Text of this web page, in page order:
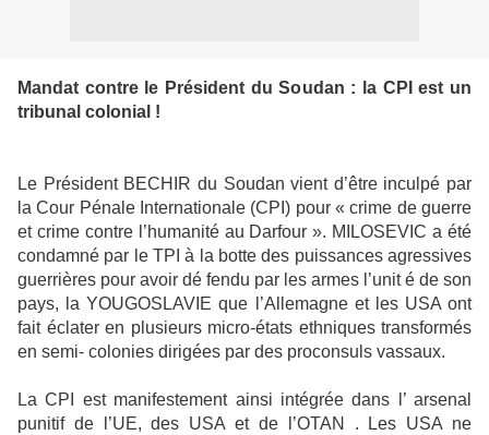
Mandat contre le Président du Soudan : la CPI est un
tribunal colonial !
Le Président BECHIR du Soudan vient d’être inculpé par
la Cour Pénale Internationale (CPI) pour « crime de guerre
et crime contre l’humanité au Darfour ». MILOSEVIC a été
condamné par le TPI à la botte des puissances agressives
guerrières pour avoir dé fendu par les armes l’unit é de son
pays, la YOUGOSLAVIE que l’Allemagne et les USA ont
fait éclater en plusieurs micro-états ethniques transformés
en semi- colonies dirigées par des proconsuls vassaux.
La CPI est manifestement ainsi intégrée dans l’ arsenal
punitif de l’UE, des USA et de l’OTAN . Les USA ne